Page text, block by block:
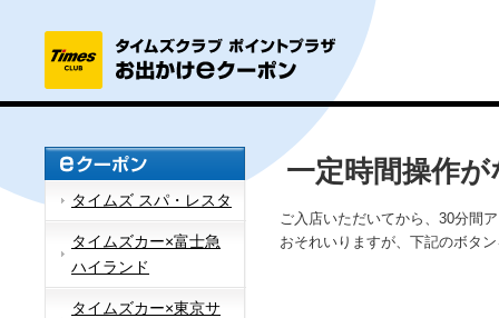
タイムズ スパ・レスタ
タイムズカー×富士急
ハイランド
タイムズカー×東京サ
一定時間操作
ご入店いただいてから、30分間
おそれいりますが、下記のボタ